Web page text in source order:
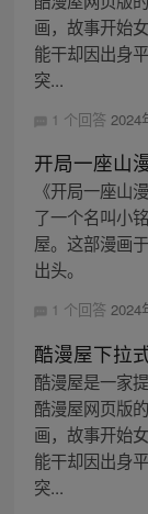
画，故事开始
能干却因出身
突...
1 个回答 2024
开局一座山
《开局一座山
了一个名叫小
屋。这部漫画
出头。
1 个回答 2024
酷漫屋下拉
酷漫屋是一家
酷漫屋网页版
画，故事开始
能干却因出身
突...